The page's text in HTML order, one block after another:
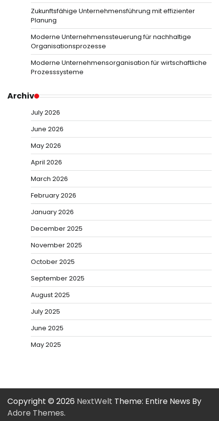
Zukunftsfähige Unternehmensführung mit effizienter
Planung
Moderne Unternehmenssteuerung für nachhaltige
Organisationsprozesse
Moderne Unternehmensorganisation für wirtschaftliche
Prozesssysteme
Archiv
July 2026
June 2026
May 2026
April 2026
March 2026
February 2026
January 2026
December 2025
November 2025
October 2025
September 2025
August 2025
July 2025
June 2025
May 2025
Copyright © 2026 NextWelt Theme: Entire News By
Adore Themes.